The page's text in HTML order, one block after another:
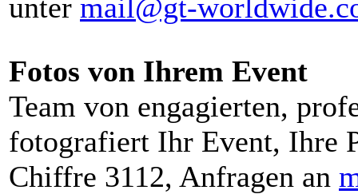
unter mail@gt-
Fotos von Ihrem Event
Team von engagierten,
fotografiert Ihr Event, Ihre
Chiffre 3112, Anfragen an